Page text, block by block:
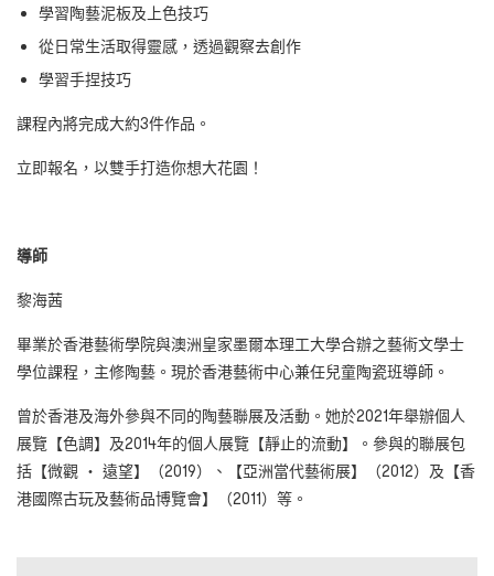
學習陶藝泥板及上色技巧
從日常生活取得靈感，透過觀察去創作
學習手捏技巧
課程內將完成大約3件作品。
立即報名，以雙手打造你想大花園！
導師
黎海茜
畢業於香港藝術學院與澳洲皇家墨爾本理工大學合辦之藝術文學士
學位課程，主修陶藝。現於香港藝術中心兼任兒童陶瓷班導師。
曾於香港及海外參與不同的陶藝聯展及活動。她於2021年舉辦個人
展覽【色調】及2014年的個人展覽【靜止的流動】。參與的聯展包
括【微觀 ‧ 遠望】（2019）、【亞洲當代藝術展】（2012）及【香
港國際古玩及藝術品博覽會】（2011）等。